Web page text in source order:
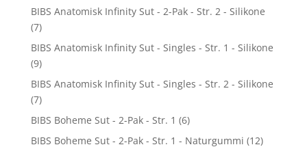
BIBS Anatomisk Infinity Sut - 2-Pak - Str. 2 - Silikone
(7)
BIBS Anatomisk Infinity Sut - Singles - Str. 1 - Silikone
(9)
BIBS Anatomisk Infinity Sut - Singles - Str. 2 - Silikone
(7)
BIBS Boheme Sut - 2-Pak - Str. 1 (6)
BIBS Boheme Sut - 2-Pak - Str. 1 - Naturgummi (12)